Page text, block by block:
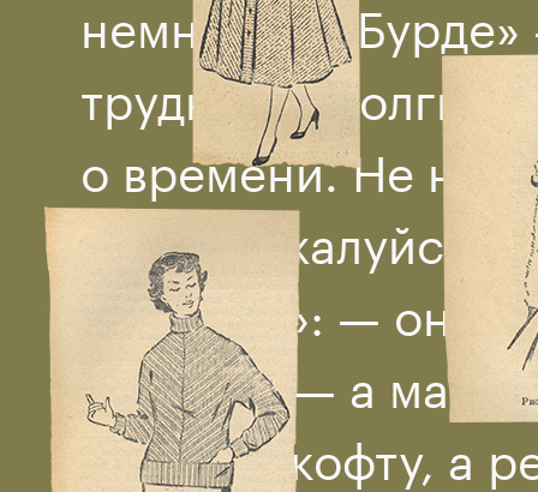
немного о
трудный и долгий,
о времени. Не
ночи,
о «Бурде»: — она
детишки — а маме
сыночку кофту, а